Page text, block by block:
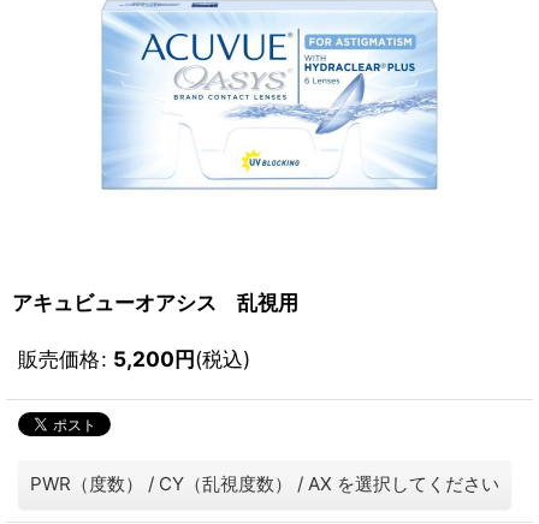
アキュビューオアシス 乱視用
販売価格: 5,200円(税込)
PWR（度数） / CY（乱視度数） / AX を選択してください